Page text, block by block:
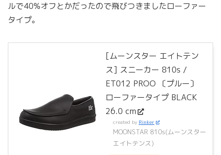
ルで40%オフとかだったので飛びつきましたローファー
タイプ。
[ムーンスター エイトテン
ス] スニーカー 810s /
ET012 PROO 〔プルー〕
ローファータイプ BLACK
26.0 cm
created by Rinker
MOONSTAR 810s(ムーンスター
エイトテンス)